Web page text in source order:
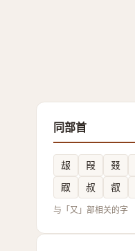
同部首
叝 叚 叕
㕞
叔 㕡
与「又」部相关的字